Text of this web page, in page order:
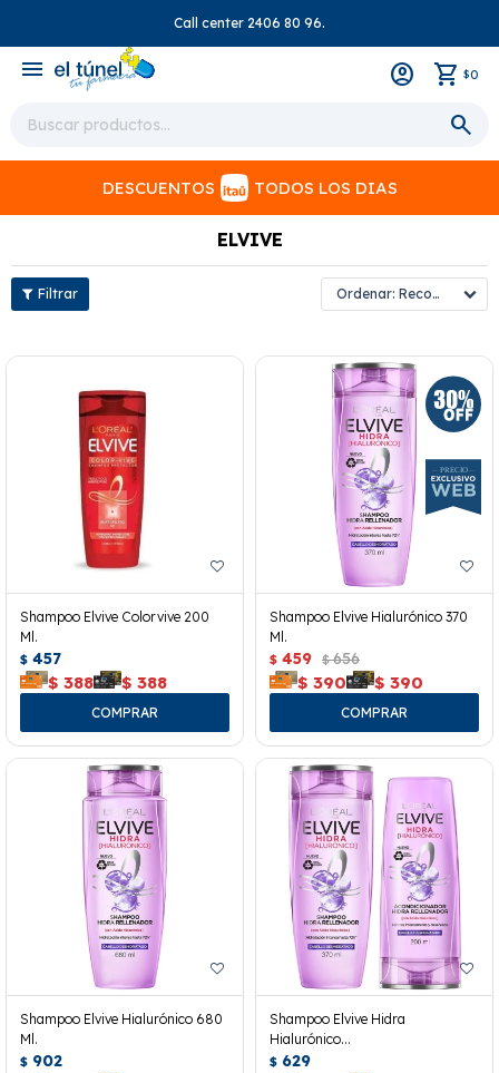
Call center 2406 80 96.
menu $0
DESCUENTOS TODOS LOS DIAS
ELVIVE
Recomendados
Shampoo Elvive Colorvive 200
Ml.
$ 457
$ 388 $ 388
Shampoo Elvive Hialurónico 370
Ml.
$ 459 $ 656
$ 390 $ 390
Shampoo Elvive Hialurónico 680
Ml.
$ 902
Shampoo Elvive Hidra
Hialurónico
370ml+acondicionador 200ml
$ 629
close